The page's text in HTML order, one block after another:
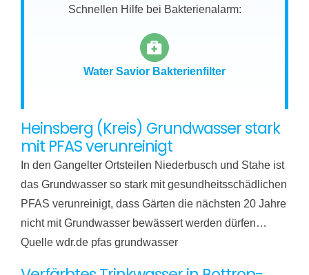
Schnellen Hilfe bei Bakterienalarm:
Water Savior Bakterienfilter
Heinsberg (Kreis) Grundwasser stark
mit PFAS verunreinigt
In den Gangelter Ortsteilen Niederbusch und Stahe ist
das Grundwasser so stark mit gesundheitsschädlichen
PFAS verunreinigt, dass Gärten die nächsten 20 Jahre
nicht mit Grundwasser bewässert werden dürfen…
Quelle wdr.de pfas grundwasser